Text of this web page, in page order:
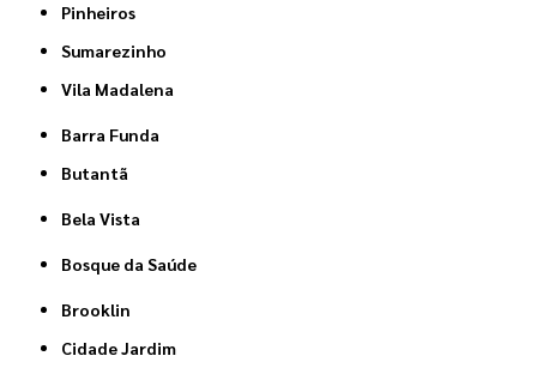
Pinheiros
Sumarezinho
Vila Madalena
Barra Funda
Butantã
Bela Vista
Bosque da Saúde
Brooklin
Cidade Jardim